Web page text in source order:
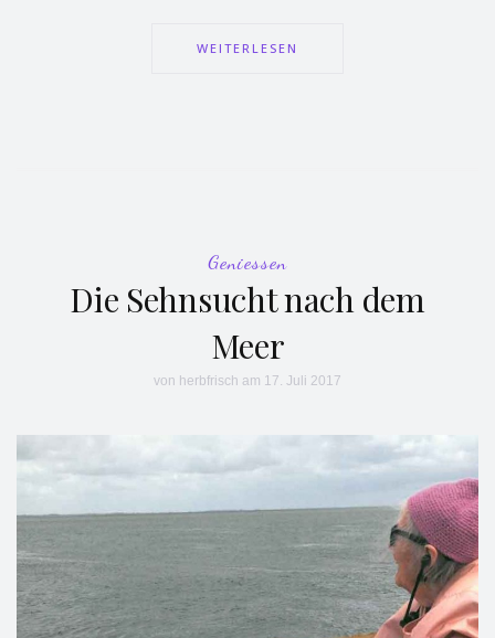
WEITERLESEN
Geniessen
Die Sehnsucht nach dem
Meer
von herbfrisch am 17. Juli 2017